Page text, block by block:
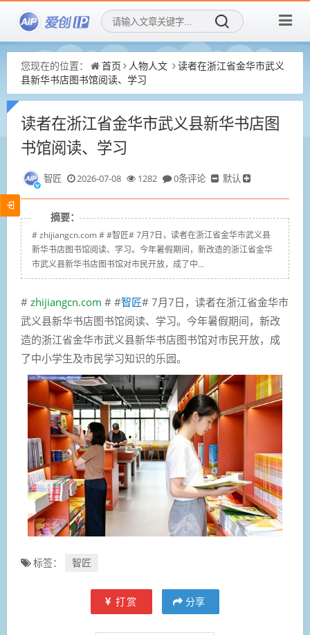
您现在的位置： 首页 人物人文
读者在浙江省金华市武义
县新华书店图书馆阅读、学习
读者在浙江省金华市武义县新华书店图
书馆阅读、学习
智匠 2026-07-08 1282 0条评论 默认
摘要：
# zhijiangcn.com # #智匠# 7月7日，读者在浙江省金华市武义县
新华书店图书馆阅读、学习。今年暑假期间，新改造的浙江省金华
市武义县新华书店图书馆对市民开放，成了中...
# zhijiangcn.com # #智匠# 7月7日，读者在浙江省金华市
武义县新华书店图书馆阅读、学习。今年暑假期间，新改
造的浙江省金华市武义县新华书店图书馆对市民开放，成
了中小学生及市民学习知识的乐园。
标签： 智匠
打赏 分享